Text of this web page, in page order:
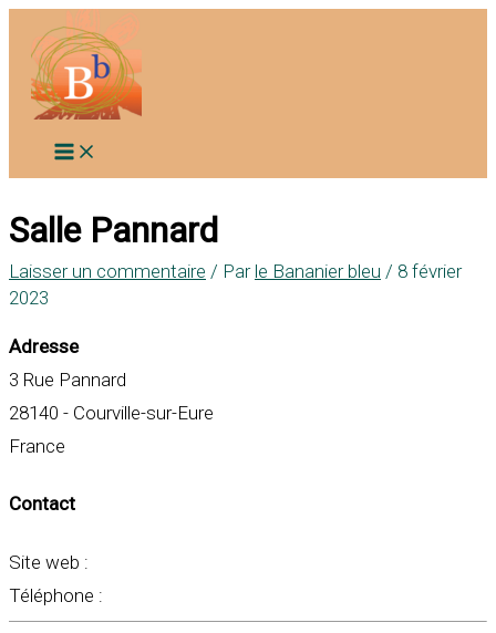
contenu
Salle Pannard
Laisser un commentaire / Par le Bananier bleu / 8 février
2023
Adresse
3 Rue Pannard
28140 - Courville-sur-Eure
France
Contact
Site web :
Téléphone :